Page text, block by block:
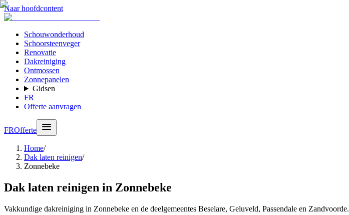
Naar hoofdcontent
Schouwonderhoud
Schoorsteenveger
Renovatie
Dakreiniging
Ontmossen
Zonnepanelen
Gidsen
FR
Offerte aanvragen
FROfferte
Home/
Dak laten reinigen/
Zonnebeke
Dak laten reinigen in Zonnebeke
Vakkundige dakreiniging in Zonnebeke en de deelgemeentes Beselare, Geluveld, Passendale en Zandvoorde.